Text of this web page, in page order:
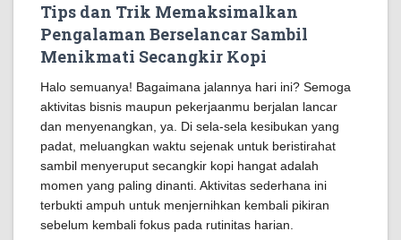
Tips dan Trik Memaksimalkan
Pengalaman Berselancar Sambil
Menikmati Secangkir Kopi
Halo semuanya! Bagaimana jalannya hari ini? Semoga
aktivitas bisnis maupun pekerjaanmu berjalan lancar
dan menyenangkan, ya. Di sela-sela kesibukan yang
padat, meluangkan waktu sejenak untuk beristirahat
sambil menyeruput secangkir kopi hangat adalah
momen yang paling dinanti. Aktivitas sederhana ini
terbukti ampuh untuk menjernihkan kembali pikiran
sebelum kembali fokus pada rutinitas harian.